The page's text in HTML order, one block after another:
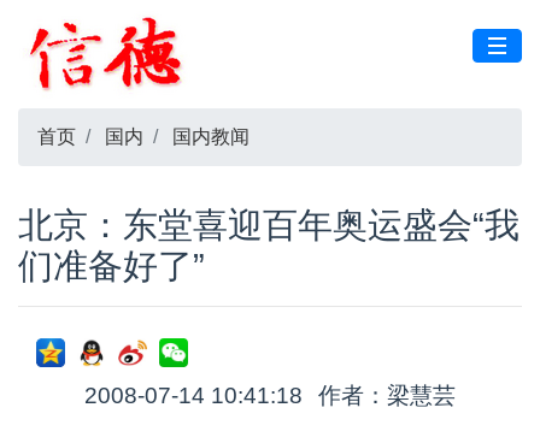
首页 国内 国内教闻
北京：东堂喜迎百年奥运盛会“我
们准备好了”
2008-07-14 10:41:18 作者：梁慧芸